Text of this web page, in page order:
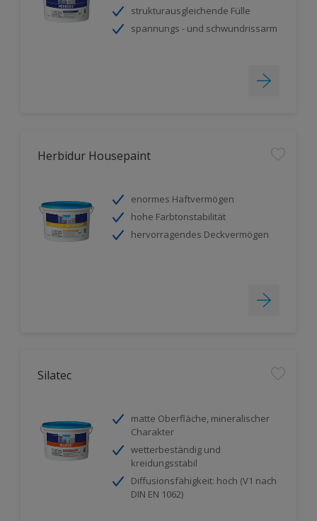
strukturausgleichende Fülle
spannungs - und schwundrissarm
Herbidur Housepaint
enormes Haftvermögen
hohe Farbtonstabilität
hervorragendes Deckvermögen
Silatec
matte Oberfläche, mineralischer
Charakter
wetterbeständig und
kreidungsstabil
Diffusionsfähigkeit: hoch (V1 nach
DIN EN 1062)